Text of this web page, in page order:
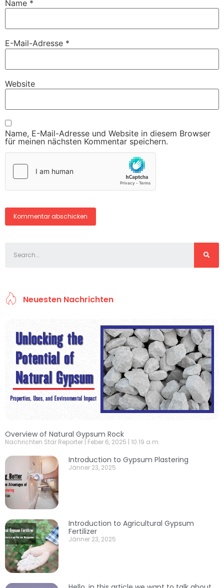
Name *
E-Mail-Adresse *
Website
Name, E-Mail-Adresse und Website in diesem Browser
für meinen nächsten Kommentar speichern.
Neuesten Nachrichten
Overview of Natural Gypsum Rock
Nachrichten Star Reporter Feber 6, 2025 10:19 a.m.
Introduction to Gypsum Plastering
Jänner 23, 2025
Introduction to Agricultural Gypsum
Fertilizer
Jänner 23, 2025